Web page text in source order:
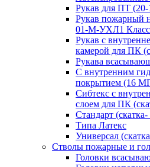
Рукав для ПТ
Рукав
01-М-УХЛ1
Рукав с
камерой для ПК
Рукава
С внутренним
покрытием (16
Сибтекс с
слоем для ПК
Стандарт
Типа Латекс
Универсал
Стволы пожарные и
Головки